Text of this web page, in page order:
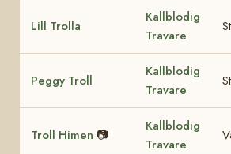
Lill Trolla
Kallblodig
Travare
Peggy Troll
Kallblodig
Travare
Troll Himen 📷
Kallblodig
Travare